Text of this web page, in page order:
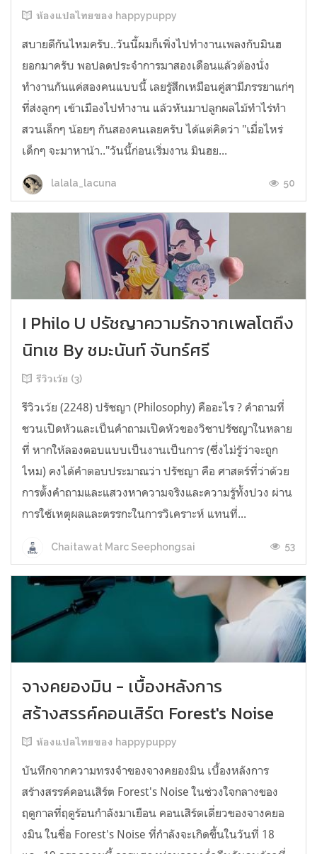
ห้องแปลไทยของ happypuppy
สบายดีกันไหมครับ..วันนี้ผมก็เพิ่งไปทำงานเพลงกับมินฮ
ยอกมาครับ พอปลดประจำการมาสองเดือนแล้วต้องนั่ง
ทำงานกันแค่สองคนแบบนี้ เลยรู้สึกเหมือนคู่สามีภรรยาแก่ๆ
ที่ส่งลูกๆ เข้าเมืองไปทำงาน แล้วหันมาปลูกผลไม้ทำไร่ทำ
สวนเล็กๆ น้อยๆ กันสองคนเลยครับ ได้แต่คิดว่า "เมื่อไหร่
เด็กๆ จะมาหาน้า.."วันนี้ก่อนเริ่มงาน มินฮย...
lalala_lacuna 50
I Philo U ปรัชญาความรักจากเพลโตถึง
นิทเช By ชมะนันท์ จันทร์ศรี
รีวิวเว้ย (3)
รีวิวเว้ย (2248) ปรัชญา (Philosophy) คืออะไร ? คำถามที่
ชวนเปิดหัวและเป็นคำถามเปิดหัวของวิชาปรัชญาในหลาย
ที่ หากให้ลองตอบแบบเป็นงานเป็นการ (ซึ่งไม่รู้ว่าจะถูก
ไหม) คงได้คำตอบประมาณว่า ปรัชญา คือ ศาสตร์ที่ว่าด้วย
การตั้งคำถามและแสวงหาความจริงและความรู้ทั้งปวง ผ่าน
การใช้เหตุผลและตรรกะในการวิเคราะห์ แทนที่...
Chaitawat Marc Seephongsai 53
จางคยองมิน - เบื้องหลังการ
สร้างสรรค์คอนเสิร์ต Forest's Noise
ห้องแปลไทยของ happypuppy
บันทึกจากความทรงจำของจางคยองมิน เบื้องหลังการ
สร้างสรรค์คอนเสิร์ต Forest's Noise ในช่วงใจกลางของ
ฤดูกาลที่ฤดูร้อนกำลังมาเยือน คอนเสิร์ตเดี่ยวของจางคยอ
งมิน ในชื่อ Forest's Noise ที่กำลังจะเกิดขึ้นในวันที่ 18